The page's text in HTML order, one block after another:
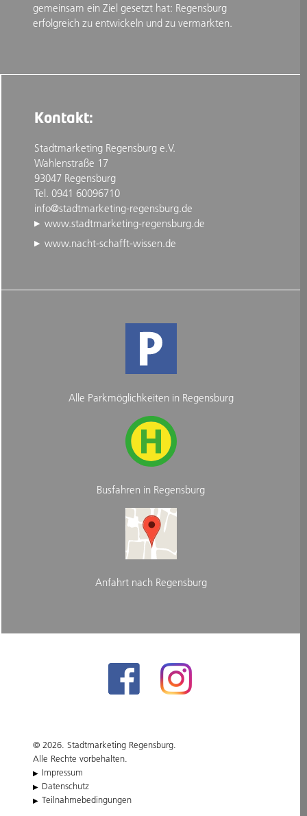
gemeinsam ein Ziel gesetzt hat: Regensburg
erfolgreich zu entwickeln und zu vermarkten.
Kontakt:
Stadtmarketing Regensburg e.V.
Wahlenstraße 17
93047 Regensburg
Tel. 0941 60096710
info@stadtmarketing-regensburg.de
www.stadtmarketing-regensburg.de
www.nacht-schafft-wissen.de
Alle Parkmöglichkeiten in Regensburg
Busfahren in Regensburg
Anfahrt nach Regensburg
© 2026. Stadtmarketing Regensburg.
Alle Rechte vorbehalten.
Impressum
Datenschutz
Teilnahmebedingungen